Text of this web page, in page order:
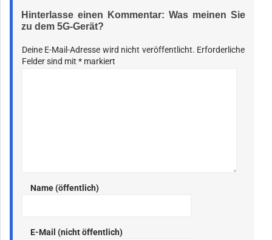
Hinterlasse einen Kommentar: Was meinen Sie
zu dem 5G-Gerät?
Deine E-Mail-Adresse wird nicht veröffentlicht. Erforderliche
Felder sind mit * markiert
Name (öffentlich)
E-Mail (nicht öffentlich)